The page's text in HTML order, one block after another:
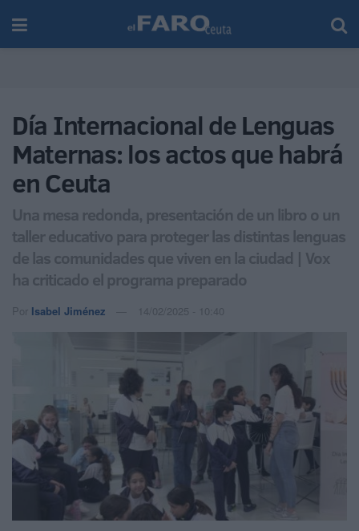
Día Internacional de Lenguas
Maternas: los actos que habrá
en Ceuta
Una mesa redonda, presentación de un libro o un
taller educativo para proteger las distintas lenguas
de las comunidades que viven en la ciudad | Vox
ha criticado el programa preparado
Por Isabel Jiménez 14/02/2025 - 10:40